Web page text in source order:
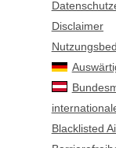
Disclaimer
Blacklisted